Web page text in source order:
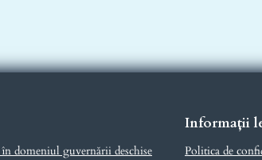
domeniul guvernării deschise
Informații
Politica de